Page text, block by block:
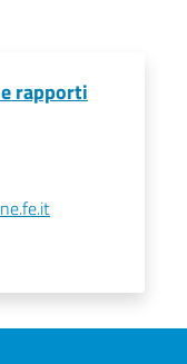
rapporti